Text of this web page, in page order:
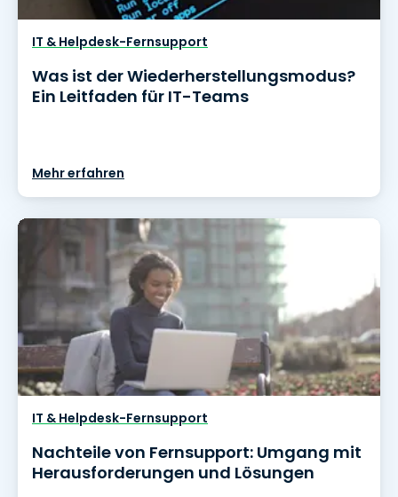
IT & Helpdesk-Fernsupport
Was ist der Wiederherstellungsmodus?
Ein Leitfaden für IT-Teams
Mehr erfahren
IT & Helpdesk-Fernsupport
Nachteile von Fernsupport: Umgang mit
Herausforderungen und Lösungen